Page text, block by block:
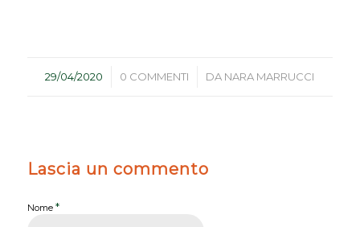
29/04/2020
/ 0 COMMENTI
/ DA NARA MARRUCCI
Lascia un commento
Nome *